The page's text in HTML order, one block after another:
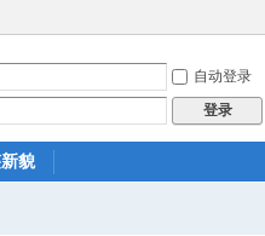
自动登录
登录
貌